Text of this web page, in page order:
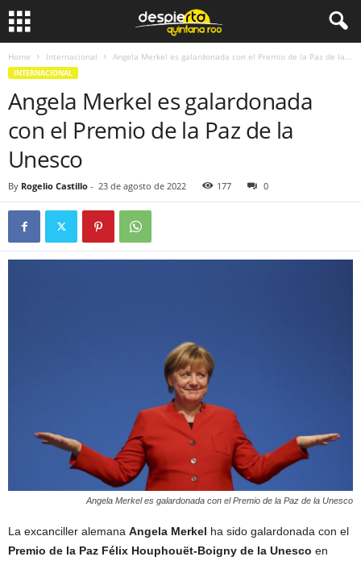
Home Internacional Angela Merkel es galardonada con el Premio de la Paz de la...
INTERNACIONAL
Angela Merkel es galardonada
con el Premio de la Paz de la
Unesco
By Rogelio Castillo - 23 de agosto de 2022 177 0
Angela Merkel es galardonada con el Premio de la Paz de la Unesco
La excanciller alemana Angela Merkel ha sido galardonada con el
Premio de la Paz Félix Houphouët-Boigny de la Unesco en